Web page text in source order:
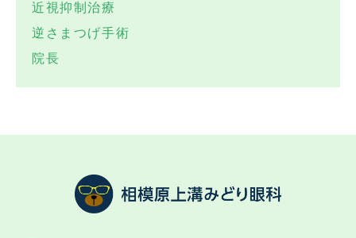
近視抑制治療
逆さまつげ手術
院長